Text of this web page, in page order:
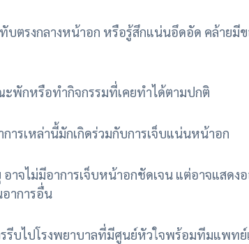
ตรงกลางหน้าอก หรือรู้สึกแน่นอึดอัด คล้ายมี
พักหรือทำกิจกรรมที่เคยทำได้ตามปกติ
รเหล่านี้มักเกิดร่วมกับการเจ็บแน่นหน้าอก
จไม่มีอาการเจ็บหน้าอกชัดเจน แต่อาจแสดง
าการอื่น
บไปโรงพยาบาลที่มีศูนย์หัวใจพร้อมทีมแพท